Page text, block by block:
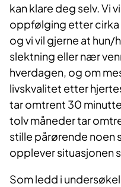
kan klare deg selv. Vi
oppfølging etter cirka
og vi vil gjerne at hun/
slektning eller nær
hverdagen, og om
livskvalitet etter
tar omtrent 30
tolv måneder tar
stille pårørende noen
opplever situasjonen
Som ledd i